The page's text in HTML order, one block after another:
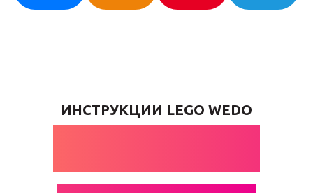
ИНСТРУКЦИИ LEGO WEDO